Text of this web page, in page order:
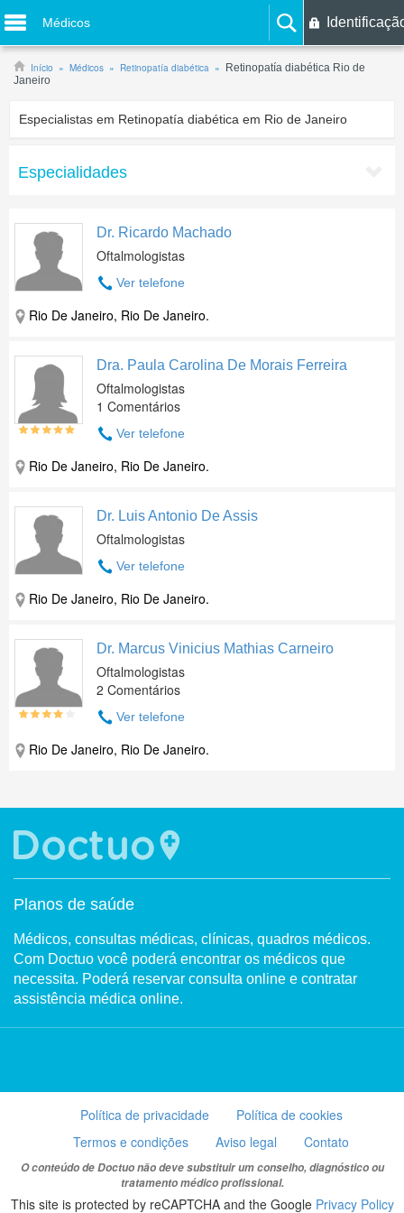
Médicos
Início Médicos Retinopatía diabética
Retinopatía diabética Rio de
Janeiro
Especialistas em Retinopatía diabética em Rio de Janeiro
Especialidades
Dr. Ricardo Machado
Oftalmologistas
Ver telefone
Rio De Janeiro, Rio De Janeiro.
Dra. Paula Carolina De Morais Ferreira
Oftalmologistas
1 Comentários
Ver telefone
Rio De Janeiro, Rio De Janeiro.
Dr. Luis Antonio De Assis
Oftalmologistas
Ver telefone
Rio De Janeiro, Rio De Janeiro.
Dr. Marcus Vinicius Mathias Carneiro
Oftalmologistas
2 Comentários
Ver telefone
Rio De Janeiro, Rio De Janeiro.
Planos de saúde
Médicos, consultas médicas, clínicas, quadros médicos.
Com Doctuo você poderá encontrar os médicos que
necessita. Poderá reservar consulta online e contratar
assistência médica online.
Política de privacidade
Política de cookies
Termos e condições
Aviso legal Contato
O conteúdo de Doctuo não deve substituir um conselho, diagnóstico ou
tratamento médico profissional.
This site is protected by reCAPTCHA and the Google Privacy Policy